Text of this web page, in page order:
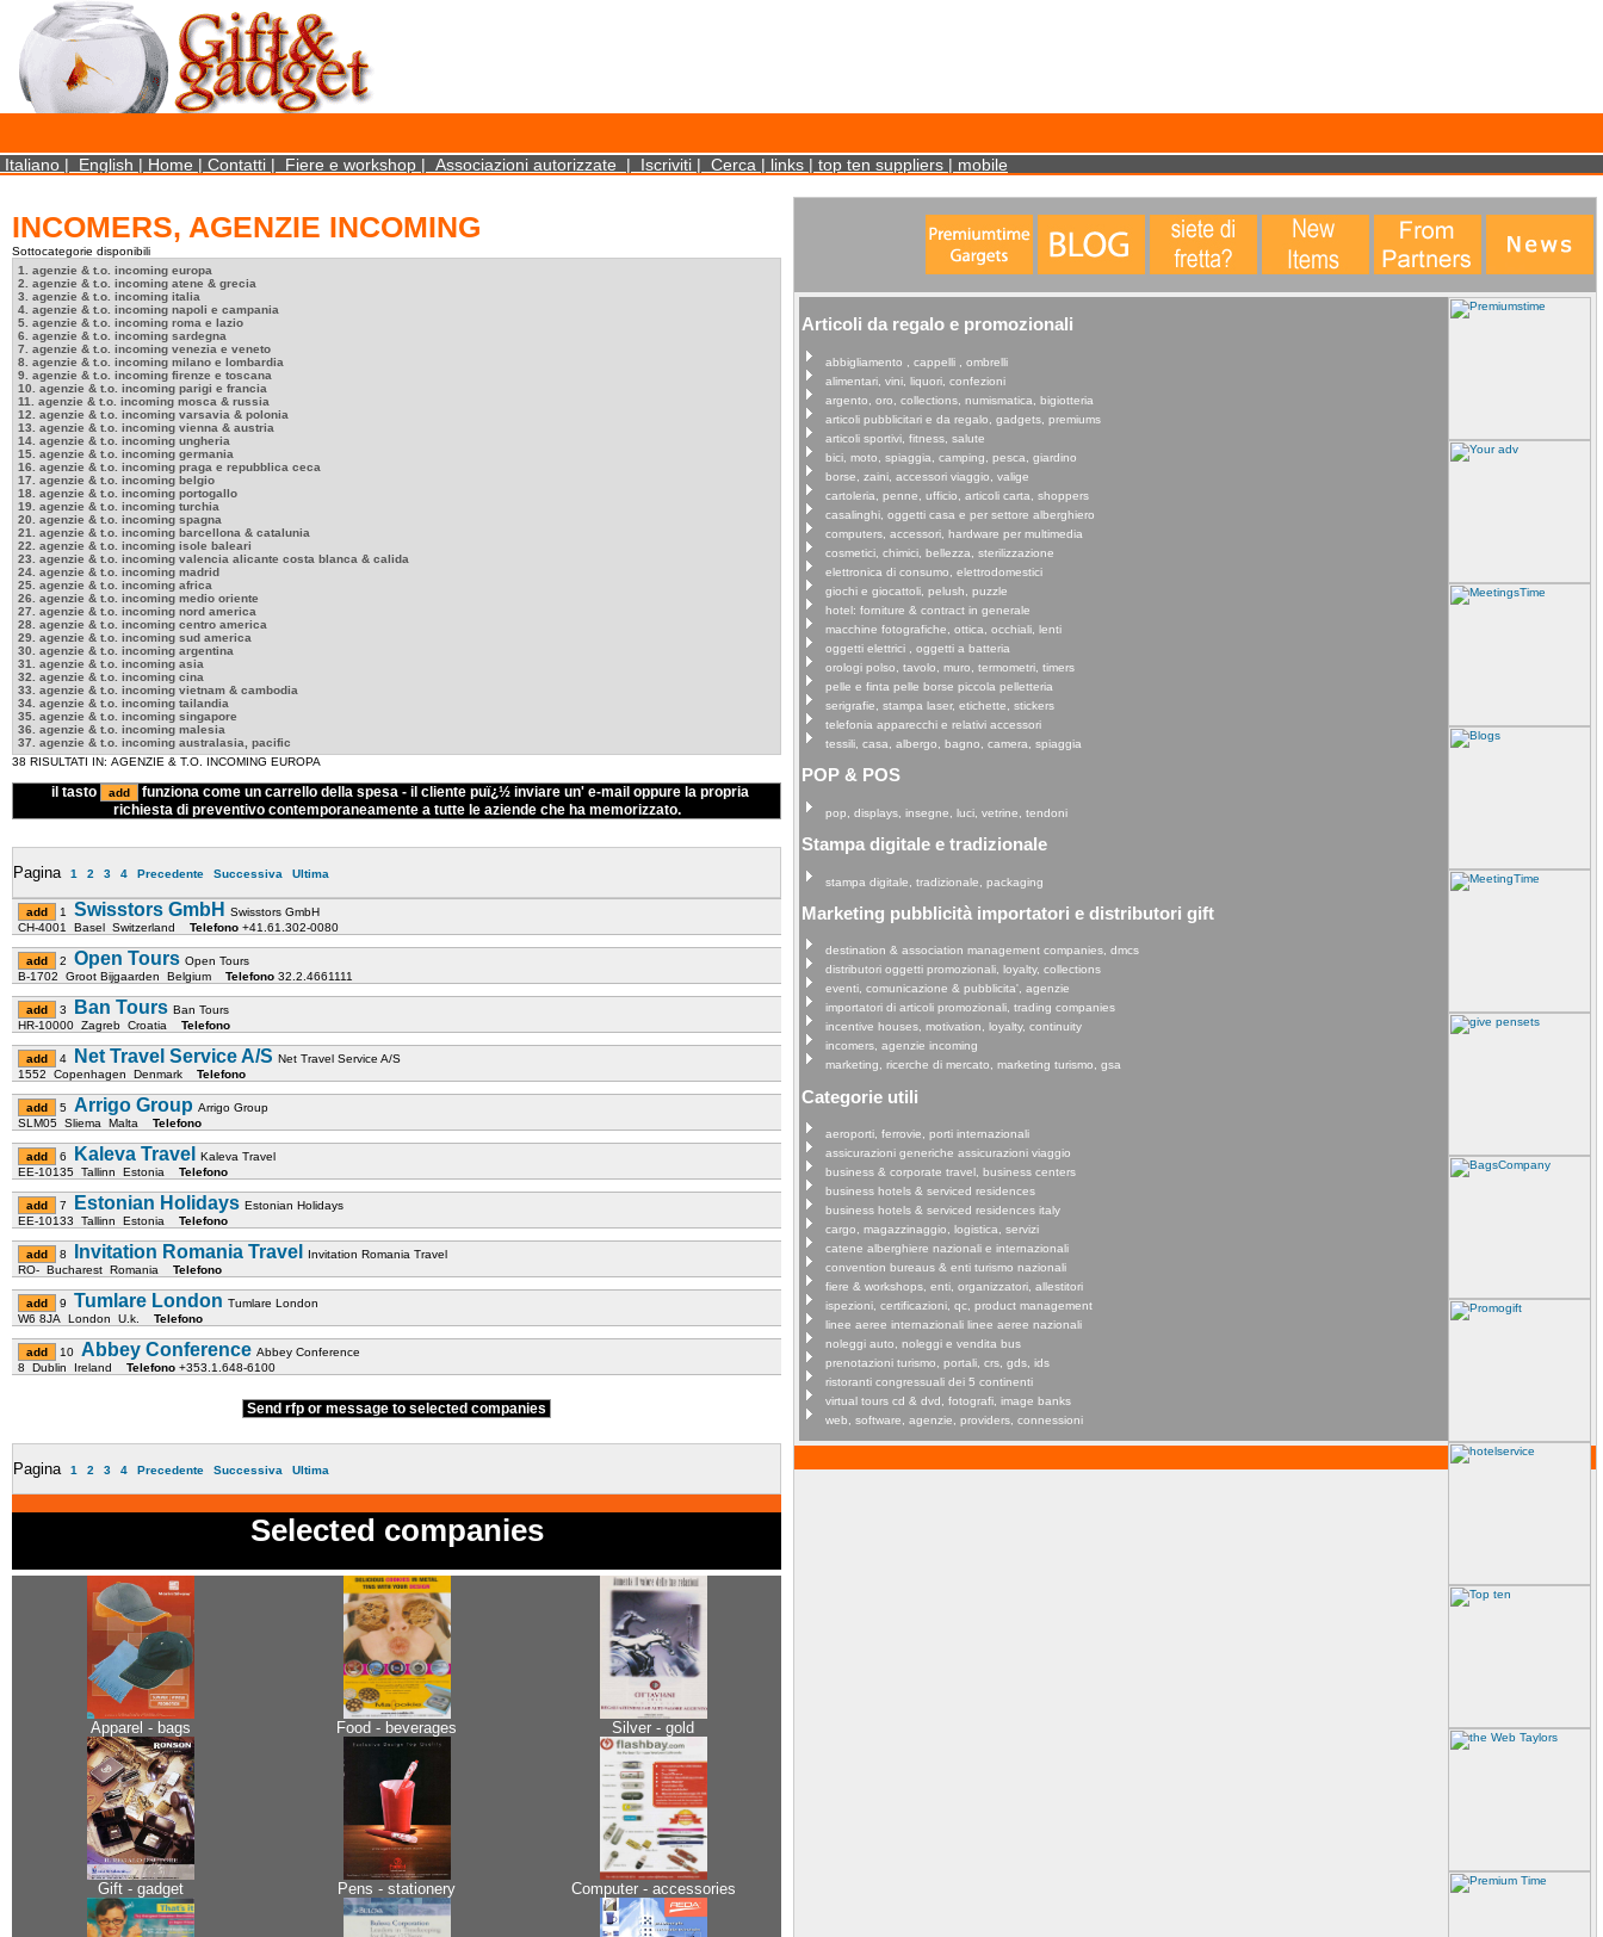
We use cookies on this website. By using this site, you agree that we may store and access cookies on your device. Such information will not identify you personally. It is statistical data. This statistical data does not identify any personal details whatsoever. More Info?
http://www.aboutcookies.org/Default.aspx?page=284
Close
Italiano | English | Home | Contatti | Fiere e workshop | Associazioni autorizzate | Iscriviti | Cerca | links | top ten suppliers | mobile
Articoli da regalo e promozionali
abbigliamento , cappelli , ombrelli
alimentari, vini, liquori, confezioni
argento, oro, collections, numismatica, bigiotteria
articoli pubblicitari e da regalo, gadgets, premiums
articoli sportivi, fitness, salute
bici, moto, spiaggia, camping, pesca, giardino
borse, zaini, accessori viaggio, valige
cartoleria, penne, ufficio, articoli carta, shoppers
casalinghi, oggetti casa e per settore alberghiero
computers, accessori, hardware per multimedia
cosmetici, chimici, bellezza, sterilizzazione
elettronica di consumo, elettrodomestici
giochi e giocattoli, pelush, puzzle
hotel: forniture & contract in generale
macchine fotografiche, ottica, occhiali, lenti
oggetti elettrici , oggetti a batteria
orologi polso, tavolo, muro, termometri, timers
pelle e finta pelle borse piccola pelletteria
serigrafie, stampa laser, etichette, stickers
telefonia apparecchi e relativi accessori
tessili, casa, albergo, bagno, camera, spiaggia
POP & POS
pop, displays, insegne, luci, vetrine, tendoni
Stampa digitale e tradizionale
stampa digitale, tradizionale, packaging
Marketing pubblicità importatori e distributori gift
destination & association management companies, dmcs
distributori oggetti promozionali, loyalty, collections
eventi, comunicazione & pubblicita', agenzie
importatori di articoli promozionali, trading companies
incentive houses, motivation, loyalty, continuity
incomers, agenzie incoming
marketing, ricerche di mercato, marketing turismo, gsa
Categorie utili
aeroporti, ferrovie, porti internazionali
assicurazioni generiche assicurazioni viaggio
business & corporate travel, business centers
business hotels & serviced residences
business hotels & serviced residences italy
cargo, magazzinaggio, logistica, servizi
catene alberghiere nazionali e internazionali
convention bureaus & enti turismo nazionali
fiere & workshops, enti, organizzatori, allestitori
ispezioni, certificazioni, qc, product management
linee aeree internazionali linee aeree nazionali
noleggi auto, noleggi e vendita bus
prenotazioni turismo, portali, crs, gds, ids
ristoranti congressuali dei 5 continenti
virtual tours cd & dvd, fotografi, image banks
web, software, agenzie, providers, connessioni
INCOMERS, AGENZIE INCOMING
Sottocategorie disponibili
1. agenzie & t.o. incoming europa
2. agenzie & t.o. incoming atene & grecia
3. agenzie & t.o. incoming italia
4. agenzie & t.o. incoming napoli e campania
5. agenzie & t.o. incoming roma e lazio
6. agenzie & t.o. incoming sardegna
7. agenzie & t.o. incoming venezia e veneto
8. agenzie & t.o. incoming milano e lombardia
9. agenzie & t.o. incoming firenze e toscana
10. agenzie & t.o. incoming parigi e francia
11. agenzie & t.o. incoming mosca & russia
12. agenzie & t.o. incoming varsavia & polonia
13. agenzie & t.o. incoming vienna & austria
14. agenzie & t.o. incoming ungheria
15. agenzie & t.o. incoming germania
16. agenzie & t.o. incoming praga e repubblica ceca
17. agenzie & t.o. incoming belgio
18. agenzie & t.o. incoming portogallo
19. agenzie & t.o. incoming turchia
20. agenzie & t.o. incoming spagna
21. agenzie & t.o. incoming barcellona & catalunia
22. agenzie & t.o. incoming isole baleari
23. agenzie & t.o. incoming valencia alicante costa blanca & calida
24. agenzie & t.o. incoming madrid
25. agenzie & t.o. incoming africa
26. agenzie & t.o. incoming medio oriente
27. agenzie & t.o. incoming nord america
28. agenzie & t.o. incoming centro america
29. agenzie & t.o. incoming sud america
30. agenzie & t.o. incoming argentina
31. agenzie & t.o. incoming asia
32. agenzie & t.o. incoming cina
33. agenzie & t.o. incoming vietnam & cambodia
34. agenzie & t.o. incoming tailandia
35. agenzie & t.o. incoming singapore
36. agenzie & t.o. incoming malesia
37. agenzie & t.o. incoming australasia, pacific
38 RISULTATI IN: AGENZIE & T.O. INCOMING EUROPA
il tasto
funziona come un carrello della spesa - il cliente puï¿½ inviare un' e-mail oppure la propria
richiesta di preventivo contemporaneamente a tutte le aziende che ha memorizzato.
Pagina 1 2 3 4 Precedente Successiva Ultima
1 Swisstors GmbH
Swisstors GmbH
CH-4001 Basel Switzerland Telefono +41.61.302-0080
2 Open Tours Open Tours
B-1702 Groot Bijgaarden Belgium Telefono 32.2.4661111
3 Ban Tours Ban Tours
HR-10000 Zagreb Croatia Telefono
4 Net Travel Service A/S Net Travel Service A/S
1552 Copenhagen Denmark Telefono
5 Arrigo Group Arrigo Group
SLM05 Sliema Malta Telefono
6 Kaleva Travel
Kaleva Travel
EE-10135 Tallinn Estonia Telefono
7 Estonian Holidays Estonian Holidays
EE-10133 Tallinn Estonia Telefono
8 Invitation Romania Travel
Invitation Romania Travel
RO- Bucharest Romania Telefono
9 Tumlare London Tumlare London
W6 8JA London U.k. Telefono
10 Abbey Conference Abbey Conference
8 Dublin Ireland Telefono +353.1.648-6100
Send rfp or message to selected companies
Pagina 1 2 3 4 Precedente Successiva Ultima
Selected companies
Apparel - bags Food - beverages Silver - gold
Gift - gadget Pens - stationery Computer - accessories